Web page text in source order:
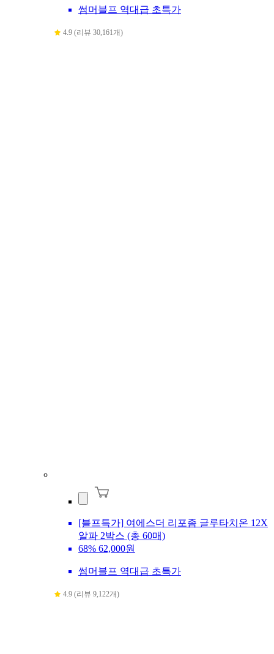
썸머블프 역대급 초특가
4.9 (리뷰 30,161개)
[블프특가] 여에스더 리포좀 글루타치온 12X
알파 2박스 (총 60매)
68% 62,000원
썸머블프 역대급 초특가
4.9 (리뷰 9,122개)